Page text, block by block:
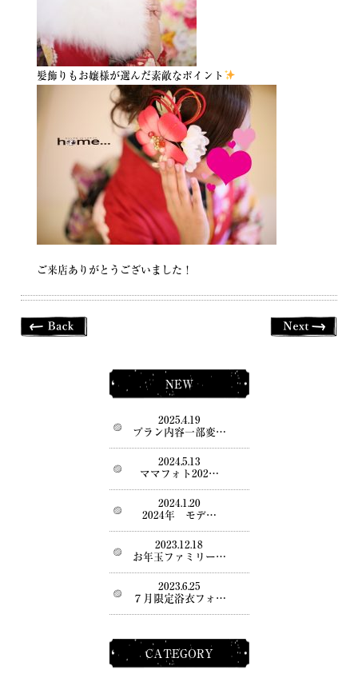
髪飾りもお嬢様が選んだ素敵なポイント
ご来店ありがとうございました！
NEW
2025.4.19
プラン内容一部変…
2024.5.13
ママフォト202…
2024.1.20
2024年 モデ…
2023.12.18
お年玉ファミリー…
2023.6.25
７月限定浴衣フォ…
CATEGORY